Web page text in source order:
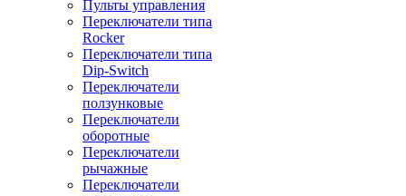
Пульты управления
Переключатели типа
Rocker
Переключатели типа
Dip-Switch
Переключатели
ползунковые
Переключатели
оборотные
Переключатели
рычажные
Переключатели